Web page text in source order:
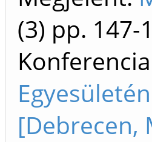
(3) pp. 147-
[Debrecen,